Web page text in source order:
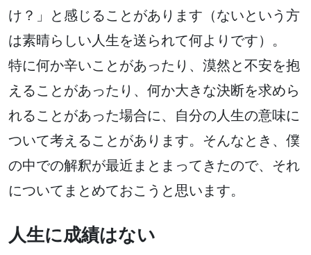
け？」と感じることがあります（ないという方
は素晴らしい人生を送られて何よりです）。
特に何か辛いことがあったり、漠然と不安を抱
えることがあったり、何か大きな決断を求めら
れることがあった場合に、自分の人生の意味に
ついて考えることがあります。そんなとき、僕
の中での解釈が最近まとまってきたので、それ
についてまとめておこうと思います。
人生に成績はない